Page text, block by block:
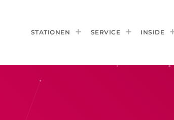
STATIONEN SERVICE INSIDE